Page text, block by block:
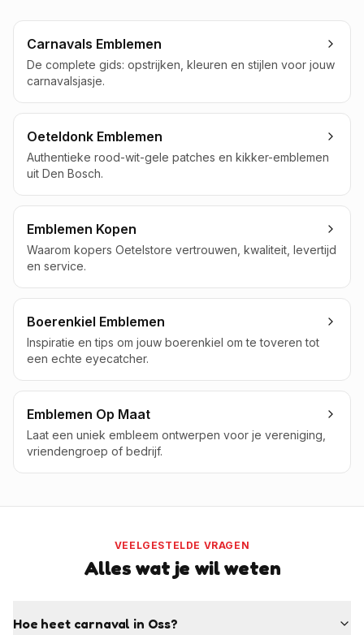
Carnavals Emblemen
De complete gids: opstrijken, kleuren en stijlen voor jouw
carnavalsjasje.
Oeteldonk Emblemen
Authentieke rood-wit-gele patches en kikker-emblemen
uit Den Bosch.
Emblemen Kopen
Waarom kopers Oetelstore vertrouwen, kwaliteit, levertijd
en service.
Boerenkiel Emblemen
Inspiratie en tips om jouw boerenkiel om te toveren tot
een echte eyecatcher.
Emblemen Op Maat
Laat een uniek embleem ontwerpen voor je vereniging,
vriendengroep of bedrijf.
VEELGESTELDE VRAGEN
Alles wat je wil weten
Hoe heet carnaval in Oss?